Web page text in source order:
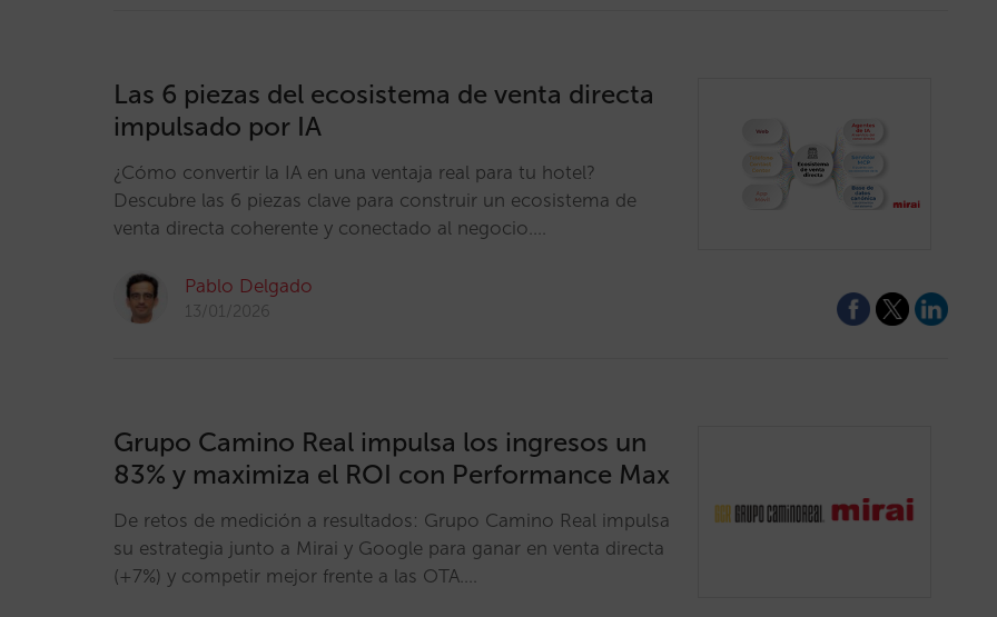
Las 6 piezas del ecosistema de venta directa
impulsado por IA
¿Cómo convertir la IA en una ventaja real para tu hotel?
Descubre las 6 piezas clave para construir un ecosistema de
venta directa coherente y conectado al negocio.…
Pablo Delgado
13/01/2026
Grupo Camino Real impulsa los ingresos un
83% y maximiza el ROI con Performance Max
De retos de medición a resultados: Grupo Camino Real impulsa
su estrategia junto a Mirai y Google para ganar en venta directa
(+7%) y competir mejor frente a las OTA.…